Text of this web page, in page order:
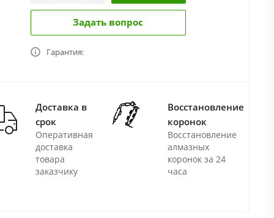
Задать вопрос
Гарантия:
Доставка в
срок
Оперативная
доставка
товара
заказчику
Восстановление
коронок
Восстановление
алмазных
коронок за 24
часа